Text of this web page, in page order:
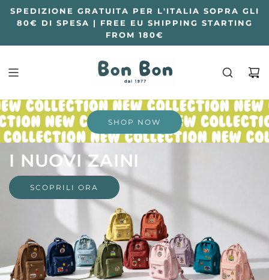
SPEDIZIONE GRATUITA PER L'ITALIA SOPRA GLI
80€ DI SPESA | FREE EU SHIPPING STARTING
FROM 180€
SHOP NOW
I NUOVI ZAINI
SCOPRILI ORA